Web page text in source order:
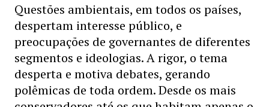
Questões ambientais, em todos os países,
despertam interesse público, e
preocupações de governantes de diferentes
segmentos e ideologias. A rigor, o tema
desperta e motiva debates, gerando
polêmicas de toda ordem. Desde os mais